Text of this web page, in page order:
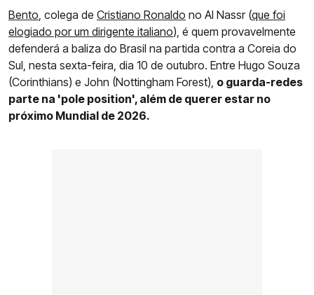
Bento, colega de Cristiano Ronaldo no Al Nassr (que foi
elogiado por um dirigente italiano), é quem provavelmente
defenderá a baliza do Brasil na partida contra a Coreia do
Sul, nesta sexta-feira, dia 10 de outubro. Entre Hugo Souza
(Corinthians) e John (Nottingham Forest), o guarda-redes
parte na 'pole position', além de querer estar no
próximo Mundial de 2026.